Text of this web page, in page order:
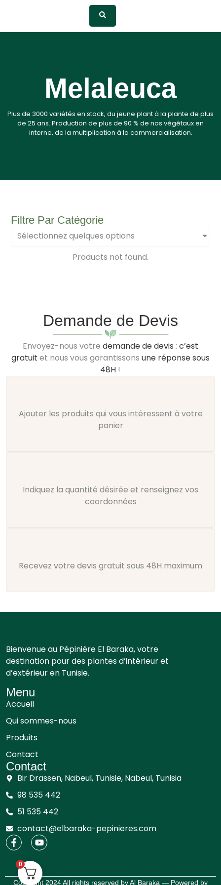
Melaleuca
Plus de 3000 variétés en stock, du jeune plant à la plante de plus
de 25 ans. Production de plus de 90 % de nos végétaux en
interne, de la multiplication à la commercialisation.
Filtre Par Catégorie
Sélectionnez quelques options
Products not found.
Demande de Devis
Envoyez-nous votre demande de devis : c’est
gratuit et nous vous garantissons une réponse sous
48H !
Ajouter les produits qui vous intéressent à votre
panier
Indiquez la quantité désirée et renseignez vos
coordonnées
Recevez votre devis gratuit sous 48H maximum
Bienvenue au Pépinière El Baraka, votre
destination pour des plantes d’intérieur et
d’extérieur en Tunisie.
Menu
Accueil
Qui sommes-nous
Produits
Contact
Contact
Bir Drassen, Nabeul, Tunisie, Nabeul, Tunisia
98 535 442
51 535 442
contact@elbaraka-pepinieres.com
Copyright 2024 All rights reserved by Al Baraka — Powered by
0